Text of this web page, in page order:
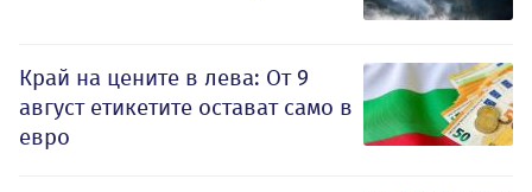
Край на цените в лева: От 9
август етикетите остават само в
евро